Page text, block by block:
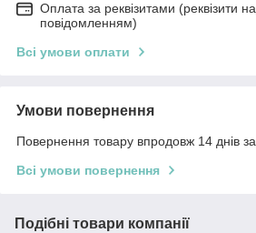
Оплата за реквізитами (реквізити
повідомленням)
Всі умови оплати
Умови повернення
Повернення товару впродовж 14 днів
Всі умови повернення
Подібні товари компанії